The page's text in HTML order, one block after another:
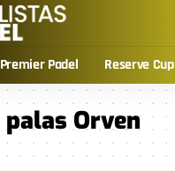
Premier Padel Reserve Cup
palas Orven